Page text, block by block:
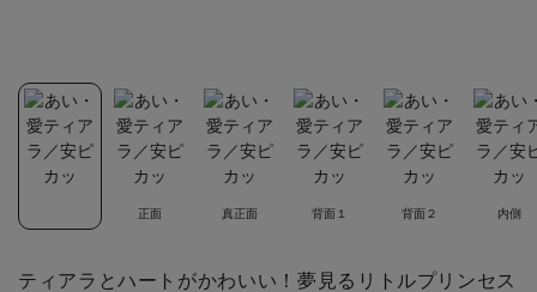
正面 真正面 背面１ 背面２ 内側
ティアラとハートがかわいい！夢見るリトルプリンセス